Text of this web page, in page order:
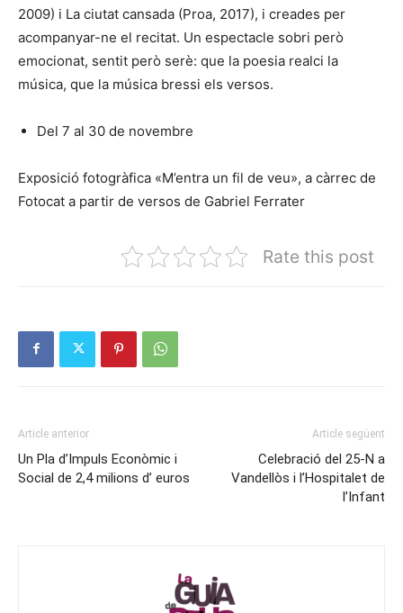
2009) i La ciutat cansada (Proa, 2017), i creades per
acompanyar-ne el recitat. Un espectacle sobri però
emocionat, sentit però serè: que la poesia realci la
música, que la música bressi els versos.
Del 7 al 30 de novembre
Exposició fotogràfica «M’entra un fil de veu», a càrrec de
Fotocat a partir de versos de Gabriel Ferrater
Rate this post
Article anterior
Un Pla d’Impuls Econòmic i
Social de 2,4 milions d’ euros
Article següent
Celebració del 25-N a
Vandellòs i l’Hospitalet de
l’Infant